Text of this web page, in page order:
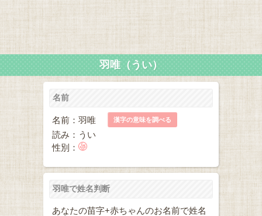
羽唯（うい）
名前
名前：羽唯 漢字の意味を調べる
読み：うい
性別：
羽唯で姓名判断
あなたの苗字+赤ちゃんのお名前で姓名